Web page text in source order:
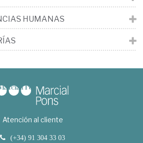
HUMANAS
Atención al cliente
(+34) 91 304 33 03